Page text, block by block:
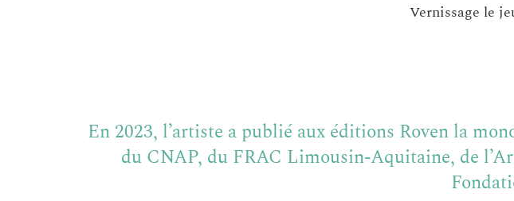
Vernissage le
En 2023, l’artiste a publié aux éditions Roven la
du CNAP, du FRAC Limousin-Aquitaine, de